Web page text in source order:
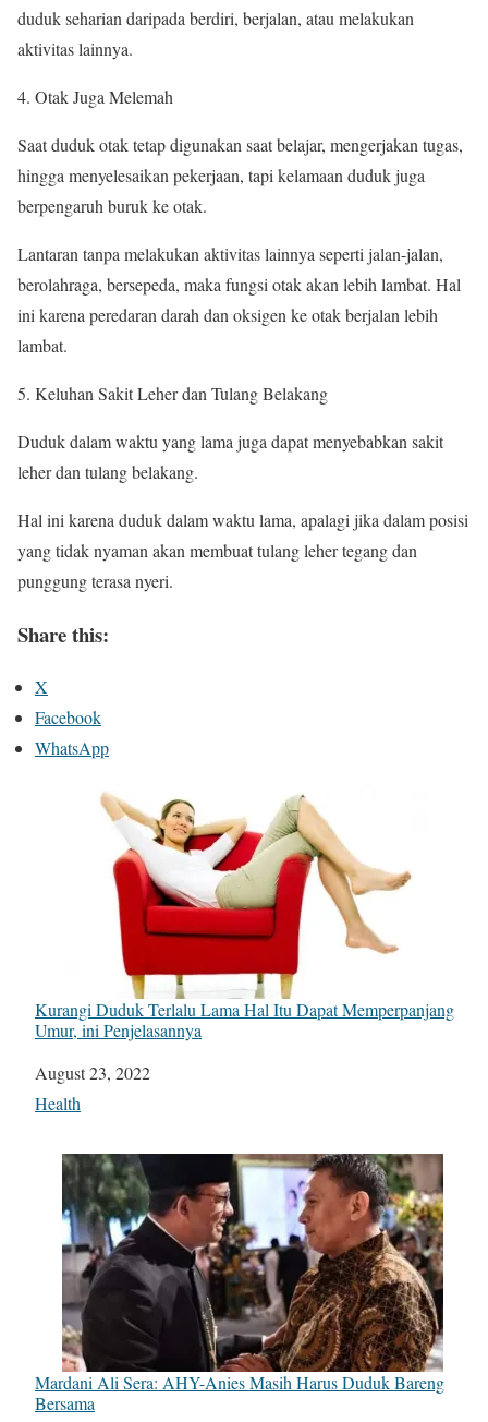
duduk seharian daripada berdiri, berjalan, atau melakukan
aktivitas lainnya.
Otak Juga Melemah
Saat duduk otak tetap digunakan saat belajar, mengerjakan tugas,
hingga menyelesaikan pekerjaan, tapi kelamaan duduk juga
berpengaruh buruk ke otak.
Lantaran tanpa melakukan aktivitas lainnya seperti jalan-jalan,
berolahraga, bersepeda, maka fungsi otak akan lebih lambat. Hal
ini karena peredaran darah dan oksigen ke otak berjalan lebih
lambat.
Keluhan Sakit Leher dan Tulang Belakang
Duduk dalam waktu yang lama juga dapat menyebabkan sakit
leher dan tulang belakang.
Hal ini karena duduk dalam waktu lama, apalagi jika dalam posisi
yang tidak nyaman akan membuat tulang leher tegang dan
punggung terasa nyeri.
Share this:
X
Facebook
WhatsApp
Kurangi Duduk Terlalu Lama Hal Itu Dapat Memperpanjang
Umur, ini Penjelasannya
Date
August 23, 2022
In relation to
Health
Mardani Ali Sera: AHY-Anies Masih Harus Duduk Bareng
Bersama